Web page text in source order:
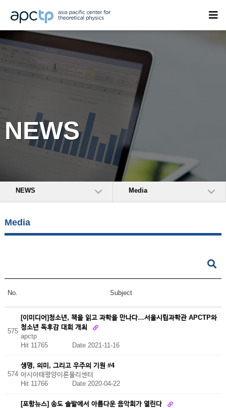
NEWS
NEWS Media
Media
No. Subject
575
[이미디어]청소년, 책을 읽고 과학을 만나다…서울시립과학관 APCTP와
청소년 독후감 대회 개최
apctp
Hit 11765 Date 2021-11-16
574
생명, 의미, 그리고 우주의 기원 #4
아시아태평양이론물리센터
Hit 11766 Date 2020-04-22
[포항뉴스] 송도 솔밭에서 아름다운 음악회가 열린다